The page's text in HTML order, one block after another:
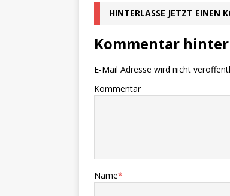
HINTERLASSE JETZT EINEN
Kommentar
E-Mail Adresse wird nicht
Kommentar
Name*